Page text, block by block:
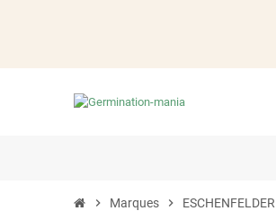
chevron_right Marques chevron_right ESCHENFELDER